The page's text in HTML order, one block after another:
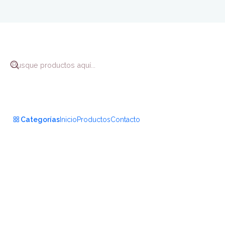
Categorías InicioProductosContacto